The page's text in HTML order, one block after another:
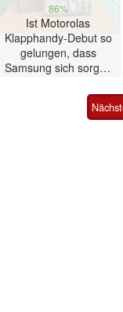
86%
Ist Motorolas
Klapphandy-Debut so
gelungen, dass
Samsung sich sorgen
Smartphone im Test